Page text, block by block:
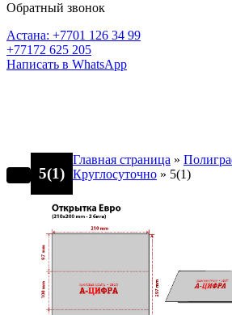
Обратный звонок
Астана: +7701 126 34 99
+77172 625 205
Написать в WhatsApp
5(1)
Главная страница »
Круглосуточно » 5(1)